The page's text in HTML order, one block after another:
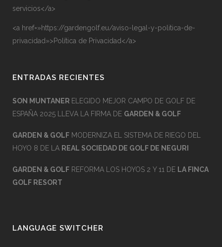
servicios</a>
<a href=»https://gardengolf.eu/aviso-legal-y-politica-de-
privacidad»>Política de Privacidad</a>
ENTRADAS RECIENTES
SON MUNTANER ELEGIDO MEJOR CAMPO DE GOLF DE
ESPAÑA 2025 LLEVA LA FIRMA DE GARDEN & GOLF
GARDEN & GOLF MODERNIZA EL SISTEMA DE RIEGO DEL
HOYO 8 DE LA REAL SOCIEDAD DE GOLF DE NEGURI
GARDEN & GOLF REFORMA LOS HOYOS 2 Y 11 DE LA FINCA
GOLF RESORT
LANGUAGE SWITCHER